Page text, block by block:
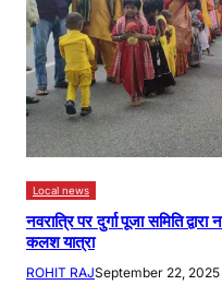
Local news
नवरात्रि पर दुर्गा पूजा समिति
कलश यात्रा
ROHIT RAJSeptember 22, 2025